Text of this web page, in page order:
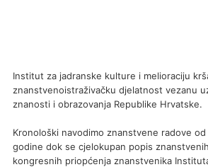
Institut za jadranske kulture i melioraciju
znanstvenoistraživačku djelatnost vezanu
znanosti i obrazovanja Republike Hrvatske.
Kronološki navodimo znanstvene radove od
godine dok se cjelokupan popis
kongresnih priopćenja znanstvenika